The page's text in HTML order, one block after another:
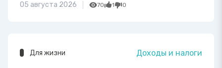
05 августа 2026 70 1 0
Для жизни Доходы и налоги